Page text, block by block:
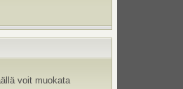
voit muokata